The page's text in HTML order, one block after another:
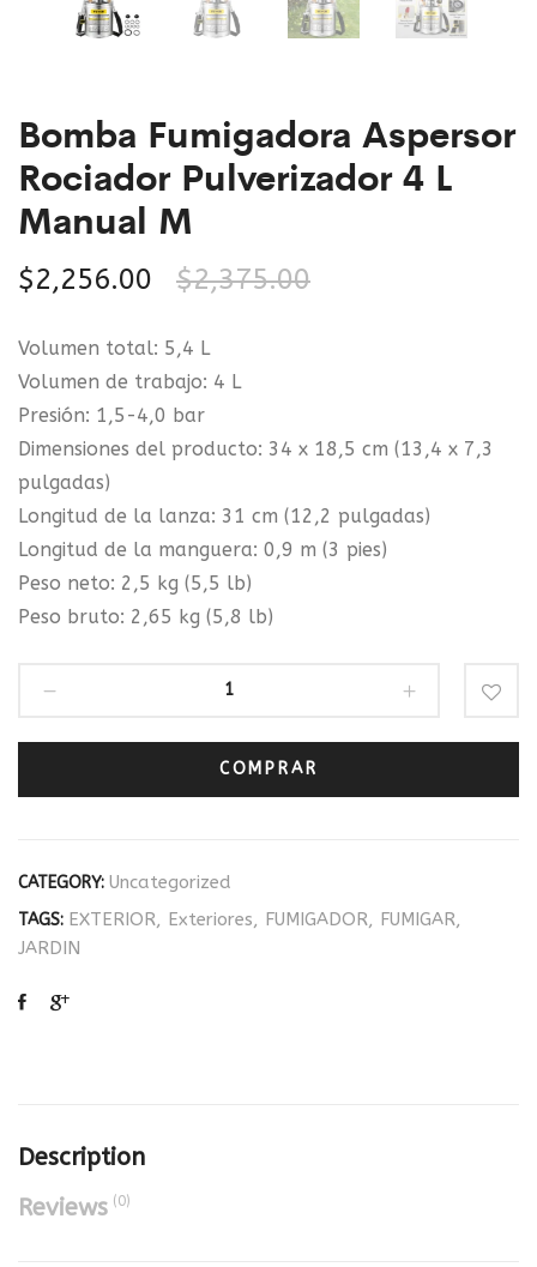
Bomba Fumigadora Aspersor
Rociador Pulverizador 4 L
Manual M
$2,375.00
$2,256.00
Volumen total: 5,4 L
Volumen de trabajo: 4 L
Presión: 1,5-4,0 bar
Dimensiones del producto: 34 x 18,5 cm (13,4 x 7,3
pulgadas)
Longitud de la lanza: 31 cm (12,2 pulgadas)
Longitud de la manguera: 0,9 m (3 pies)
Peso neto: 2,5 kg (5,5 lb)
Peso bruto: 2,65 kg (5,8 lb)
COMPRAR
CATEGORY: Uncategorized
TAGS: EXTERIOR, Exteriores, FUMIGADOR, FUMIGAR,
JARDIN
Description
Reviews(0)